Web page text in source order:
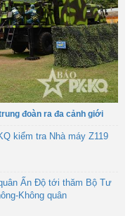
đoàn ra đa cảnh giới
kiểm tra Nhà máy Z119
Ấn Độ tới thăm Bộ Tư
Không quân